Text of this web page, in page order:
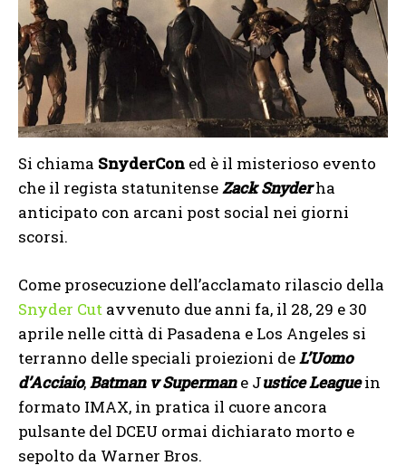
Si chiama SnyderCon ed è il misterioso evento
che il regista statunitenseZack Snyderha
anticipato con arcani post social nei giorni
scorsi.
Come prosecuzione dell’acclamato rilascio della
Snyder Cut avvenuto due anni fa, il 28, 29 e 30
aprile nelle città di Pasadena e Los Angeles si
terranno delle speciali proiezioni deL’Uomo
d’Acciaio,Batman v Supermane Justice League in
formato IMAX, in pratica il cuore ancora
pulsante del DCEU ormai dichiarato morto e
sepolto da Warner Bros.